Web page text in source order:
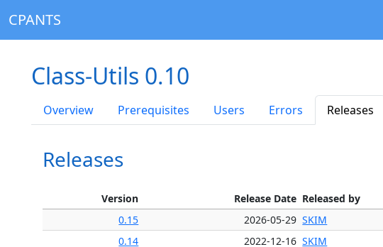
CPANTS
Class-Utils 0.10
Overview Prerequisites Users Errors Releases
Releases
Version Release Date Released by
0.15
2026-05-29 SKIM
0.14
2022-12-16 SKIM